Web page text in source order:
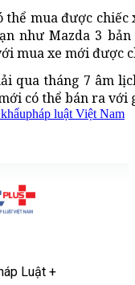
mua được
như Mazda 3
mua xe mới được
qua tháng 7 âm
có thể bán ra với
pháp luật Việt Nam
Luật +